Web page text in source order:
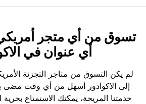
تسوق من أي متجر
أي عنوان في
لم يكن التسوق من متاجر التجزئة
خدمتنا المريحة، يمكنك الاستمتاع